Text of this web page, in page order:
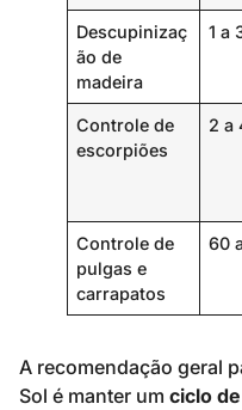
Descupinizaç
ão de
madeira
1 a
Controle de
escorpiões
2 a
Controle de
pulgas e
carrapatos
60
A recomendação geral
Sol é manter um ciclo